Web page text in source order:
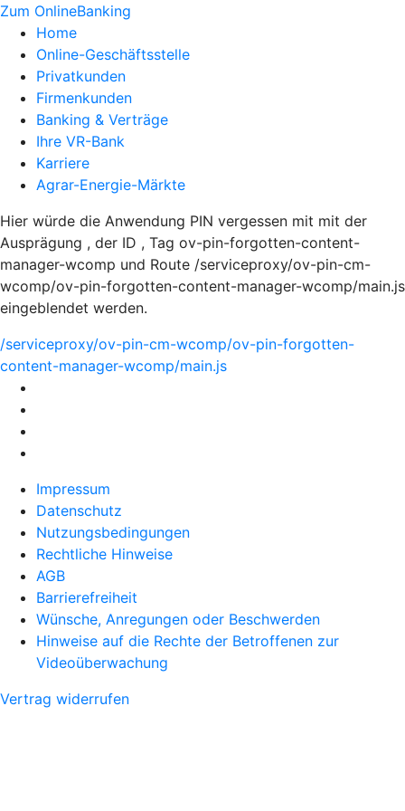
Zum OnlineBanking
Home
Online-Geschäftsstelle
Privatkunden
Firmenkunden
Banking & Verträge
Ihre VR-Bank
Karriere
Agrar-Energie-Märkte
Hier würde die Anwendung PIN vergessen mit mit der
Ausprägung , der ID , Tag ov-pin-forgotten-content-
manager-wcomp und Route /serviceproxy/ov-pin-cm-
wcomp/ov-pin-forgotten-content-manager-wcomp/main.js
eingeblendet werden.
/serviceproxy/ov-pin-cm-wcomp/ov-pin-forgotten-
content-manager-wcomp/main.js
Impressum
Datenschutz
Nutzungsbedingungen
Rechtliche Hinweise
AGB
Barrierefreiheit
Wünsche, Anregungen oder Beschwerden
Hinweise auf die Rechte der Betroffenen zur
Videoüberwachung
Vertrag widerrufen